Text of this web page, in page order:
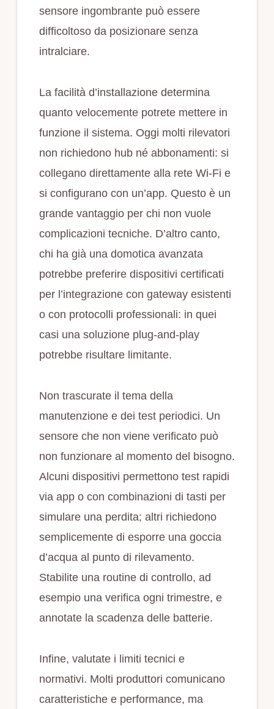
sensore ingombrante può essere
difficoltoso da posizionare senza
intralciare.
La facilità d’installazione determina
quanto velocemente potrete mettere in
funzione il sistema. Oggi molti rilevatori
non richiedono hub né abbonamenti: si
collegano direttamente alla rete Wi‑Fi e
si configurano con un’app. Questo è un
grande vantaggio per chi non vuole
complicazioni tecniche. D’altro canto,
chi ha già una domotica avanzata
potrebbe preferire dispositivi certificati
per l’integrazione con gateway esistenti
o con protocolli professionali: in quei
casi una soluzione plug‑and‑play
potrebbe risultare limitante.
Non trascurate il tema della
manutenzione e dei test periodici. Un
sensore che non viene verificato può
non funzionare al momento del bisogno.
Alcuni dispositivi permettono test rapidi
via app o con combinazioni di tasti per
simulare una perdita; altri richiedono
semplicemente di esporre una goccia
d’acqua al punto di rilevamento.
Stabilite una routine di controllo, ad
esempio una verifica ogni trimestre, e
annotate la scadenza delle batterie.
Infine, valutate i limiti tecnici e
normativi. Molti produttori comunicano
caratteristiche e performance, ma